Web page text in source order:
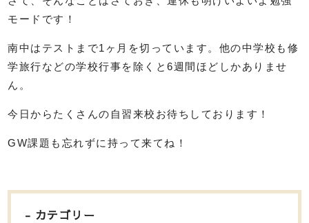
モードです！
南中はテストまで1ヶ月を切っています。他の中学校も修
学旅行などの学校行事を除くと6週間ほどしかありませ
ん。
今日からたくさんの自習来校お待ちしております！
GW課題も忘れずに持って来てね！
カテゴリー